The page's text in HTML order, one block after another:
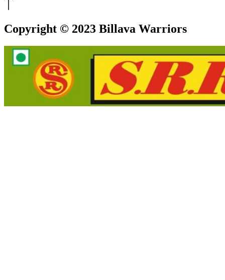
Copyright © 2023 Billava Warriors